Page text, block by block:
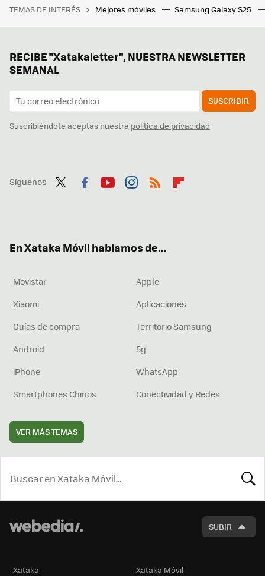
TEMAS DE INTERÉS Mejores móviles Samsung Galaxy S25
RECIBE "Xatakaletter", NUESTRA NEWSLETTER
SEMANAL
SUSCRIBIR
Suscribiéndote aceptas nuestra política de privacidad
Síguenos
En Xataka Móvil hablamos de...
Movistar
Apple
Xiaomi
Aplicaciones
Guías de compra
Territorio Samsung
Android
5g
iPhone
WhatsApp
Smartphones Chinos
Conectividad y Redes
VER MÁS TEMAS
SUBIR
Xataka Xataka Móvil